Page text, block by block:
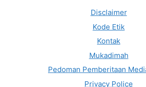
Disclaimer
Kode Etik
Kontak
Mukadimah
Pedoman Pemberitaan
Privacy Police